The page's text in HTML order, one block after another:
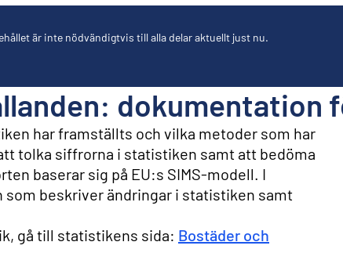
är inte nödvändigtvis till alla delar aktuellt just nu.
dokumentation
har framställts och vilka metoder som har
tolka siffrorna i statistiken samt att bedöma
baserar sig på EU:s SIMS-modell. I
beskriver ändringar i statistiken samt
gå till statistikens sida: Bostäder och